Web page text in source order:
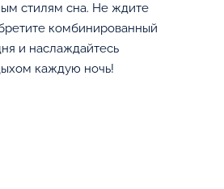
стилям сна. Не ждите
комбинированный
и наслаждайтесь
каждую ночь!